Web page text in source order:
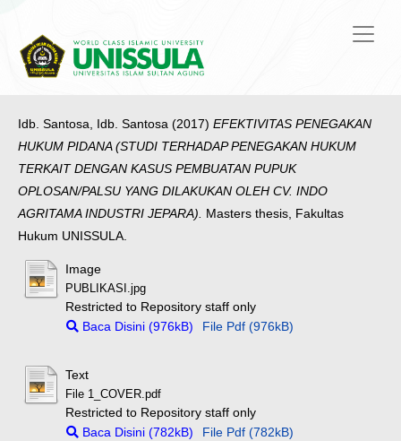
Idb. Santosa, Idb. Santosa (2017) EFEKTIVITAS PENEGAKAN
HUKUM PIDANA (STUDI TERHADAP PENEGAKAN HUKUM
TERKAIT DENGAN KASUS PEMBUATAN PUPUK
OPLOSAN/PALSU YANG DILAKUKAN OLEH CV. INDO
AGRITAMA INDUSTRI JEPARA). Masters thesis, Fakultas
Hukum UNISSULA.
Image
PUBLIKASI.jpg
Restricted to Repository staff only
Baca Disini (976kB)
File Pdf (976kB)
Text
File 1_COVER.pdf
Restricted to Repository staff only
Baca Disini (782kB)
File Pdf (782kB)